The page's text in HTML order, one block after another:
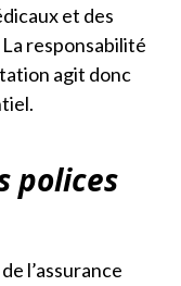
et des
responsabilité
agit donc
polices
l’assurance